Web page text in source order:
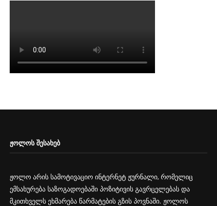
ᲟᲝᲚᲝᲡ ᲨᲔᲡᲐᲮᲔᲑ
ჟოლო არის სამოტივაციო ინტერნეტ ჟურნალი, რომელიც
ემსახურება საზოგადოებაში პოზიტივის გავრცელებას და
მკითხველს ეხმარება წარმატების გზის პოვნაში. ჟოლოს